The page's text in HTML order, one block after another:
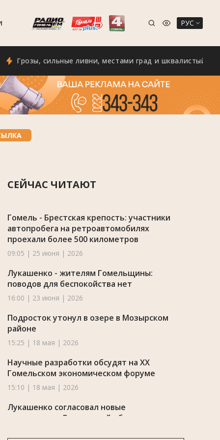
РУС
сильные ливни, местами град и шквалистый ветер с
СЕЙЧАС ЧИТАЮТ
Гомель - Брестская крепость: участники
автопробега на ретроавтомобилях
проехали более 500 километров
09:05 | 25 июня | 2026
Лукашенко - жителям Гомельщины:
поводов для беспокойства нет
16:00 | 23 июня | 2026
Подросток утонул в озере в Мозырском
районе
15:25 | 18 мая | 2026
Научные разработки обсудят на XX
Гомельском экономическом форуме
15:10 | 18 мая | 2026
Лукашенко согласовал новые
назначения в Гомельской области